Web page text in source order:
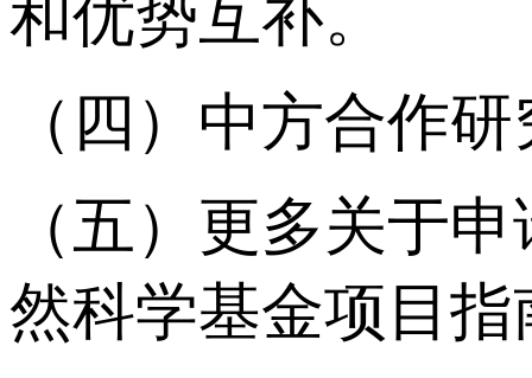
和优势互补。
（四）中方合作
（五）更多关于
然科学基金项目指